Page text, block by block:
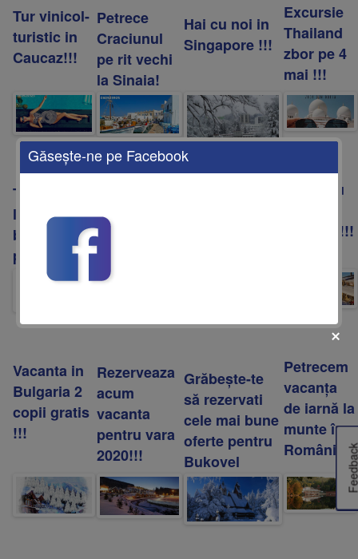
Tur vinicol-
turistic in
Caucaz!!!
Petrece
Craciunul
pe rit vechi
la Sinaia!
Hai cu noi in
Singapore !!!
Excursie
Thailand
zbor pe 4
mai !!!
Turcia 2020
la cele mai
bune
preturi !!!
Booking
Halkidiki
2020 !!!
Dubai cu
Odessa !!!
Vacanta in
Bulgaria 2
copii gratis
!!!
Rezerveaza
acum
vacanta
pentru vara
2020!!!
Grăbește-te
să rezervati
cele mai bune
oferte pentru
Bukovel
Petrecem
vacanța
de iarnă la
munte în
România!
Găseşte-ne pe Facebook
fii prietenul nostru pe facebook
Află primul cele mai noi oferte